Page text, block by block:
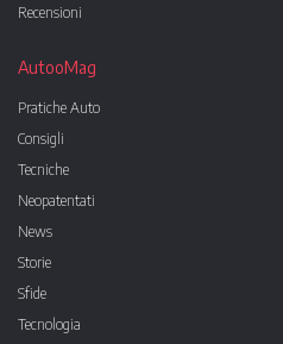
Recensioni
AutooMag
Pratiche Auto
Consigli
Tecniche
Neopatentati
News
Storie
Sfide
Tecnologia